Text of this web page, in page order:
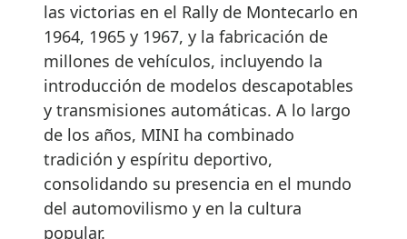
las victorias en el Rally de Montecarlo en
1964, 1965 y 1967, y la fabricación de
millones de vehículos, incluyendo la
introducción de modelos descapotables
y transmisiones automáticas. A lo largo
de los años, MINI ha combinado
tradición y espíritu deportivo,
consolidando su presencia en el mundo
del automovilismo y en la cultura
popular.